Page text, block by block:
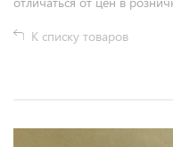
К списку товаров